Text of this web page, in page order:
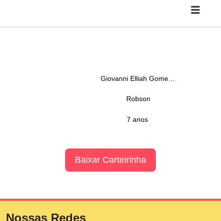
Giovanni Elliah Gomes de Macedo
Robson
7 anos
Baixar Carteirinha
Nossas Redes